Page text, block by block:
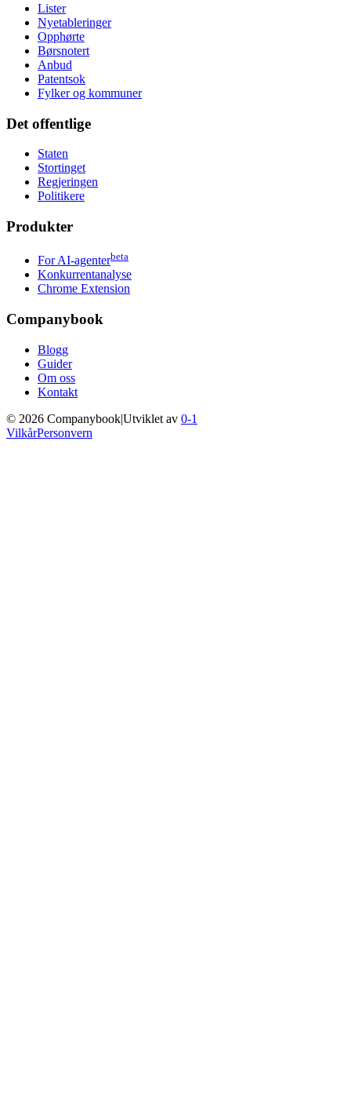
Lister
Nyetableringer
Opphørte
Børsnotert
Anbud
Patentsok
Fylker og kommuner
Det offentlige
Staten
Stortinget
Regjeringen
Politikere
Produkter
For AI-agenterbeta
Konkurrentanalyse
Chrome Extension
Companybook
Blogg
Guider
Om oss
Kontakt
© 2026 Companybook|Utviklet av 0-1
VilkårPersonvern